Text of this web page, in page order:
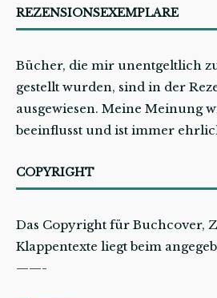
REZENSIONSEXEMPLARE
Bücher, die mir unentgeltlich
gestellt wurden, sind in der
ausgewiesen. Meine Meinung
beeinflusst und ist immer
COPYRIGHT
Das Copyright für Buchcover,
Klappentexte liegt beim
——-